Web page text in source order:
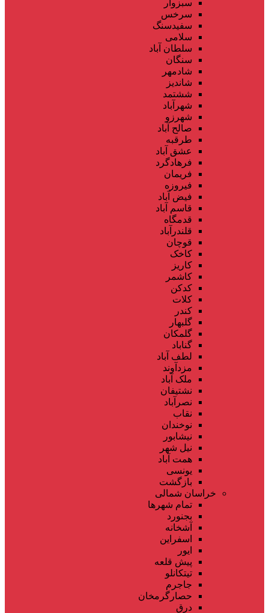
سبزوار
سرخس
سفیدسنگ
سلامی
سلطان آباد
سنگان
شادمهر
شاندیز
ششتمد
شهرآباد
شهرزو
صالح آباد
طرقبه
عشق آباد
فرهادگرد
فریمان
فیروزه
فیض آباد
قاسم آباد
قدمگاه
قلندرآباد
قوچان
کاخک
کاریز
کاشمر
کدکن
کلات
کندر
گلبهار
گلمکان
گناباد
لطف آباد
مزدآوند
ملک آباد
نشتیفان
نصرآباد
نقاب
نوخندان
نیشابور
نیل شهر
همت آباد
یونسی
بازگشت
خراسان شمالی
تمام شهر‌ها
بجنورد
آشخانه
اسفراین
ایور
پیش قلعه
تیتکانلو
جاجرم
حصارگرمخان
درق